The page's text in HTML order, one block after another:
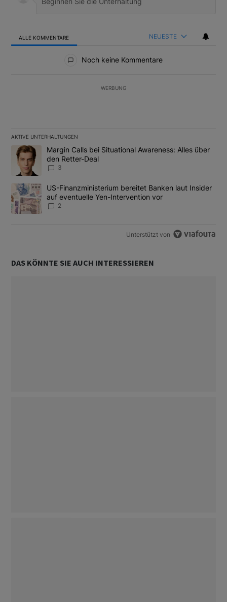
ALLE KOMMENTARE NEUESTE
Noch keine Kommentare
WERBUNG
AKTIVE UNTERHALTUNGEN
Das Folgende ist eine Liste der am meisten kommentierten
Ein Trendartikel mit dem Titel "Margin Calls bei Situational
Margin Calls bei Situational Awareness: Alles über
den Retter-Deal
3
Ein Trendartikel mit dem Titel "US-Finanzministerium bereitet
US-Finanzministerium bereitet Banken laut Insider
auf eventuelle Yen-Intervention vor
2
Unterstützt von
DAS KÖNNTE SIE AUCH INTERESSIEREN